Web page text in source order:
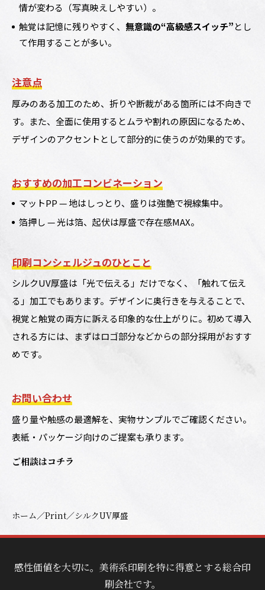
情が変わる（写真映えしやすい）。
触覚は記憶に残りやすく、 無意識の“高級感スイッチ”とし
て作用することが多い。
注意点
厚みのある加工のため、折りや断裁がある箇所には不向きで
す。また、全面に使用するとムラや割れの原因になるため、
デザインのアクセントとして部分的に使うのが効果的です。
おすすめの加工コンビネーション
マットPP — 地はしっとり、盛りは強艶で視線集中。
箔押し — 光は箔、起伏は厚盛で存在感MAX。
印刷コンシェルジュのひとこと
シルクUV厚盛は「光で伝える」だけでなく、「触れて伝え
る」加工でもあります。デザインに奥行きを与えることで、
視覚と触覚の両方に訴える印象的な仕上がりに。初めて導入
される方には、まずはロゴ部分などからの部分採用がおすす
めです。
お問い合わせ
盛り量や触感の最適解を、実物サンプルでご確認ください。
表紙・パッケージ向けのご提案も承ります。
ご相談はコチラ
ホーム／Print／シルクUV厚盛
感性価値を大切に。美術系印刷を特に得意とする総合印
刷会社です。